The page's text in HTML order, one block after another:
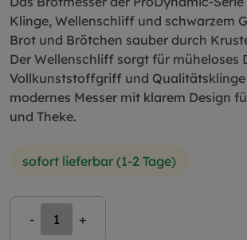
Klinge, Wellenschliff und schwarzem
Brot und Brötchen sauber durch
Der Wellenschliff sorgt für müheloses
Vollkunststoffgriff und Qualitätsklinge
modernes Messer mit klarem Design
und Theke.
sofort lieferbar (1-2 Tage)
- +